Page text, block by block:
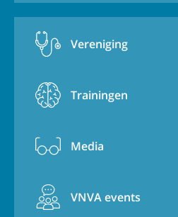
Vereniging
Trainingen
Media
VNVA events